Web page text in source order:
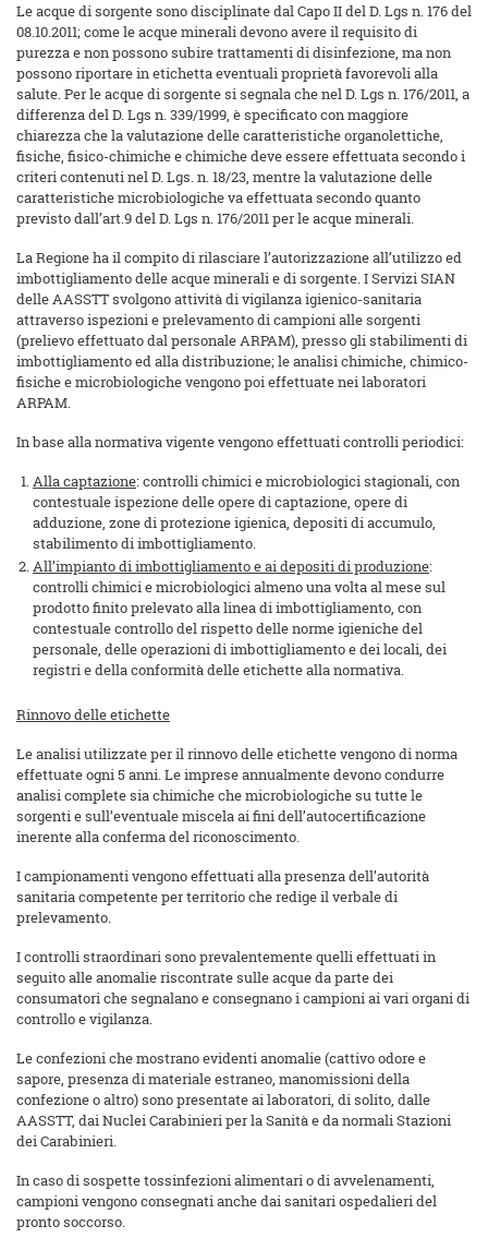
Le acque di sorgente sono disciplinate dal Capo II del D. Lgs n. 176 del
08.10.2011; come le acque minerali devono avere il requisito di
purezza e non possono subire trattamenti di disinfezione, ma non
possono riportare in etichetta eventuali proprietà favorevoli alla
salute. Per le acque di sorgente si segnala che nel D. Lgs n. 176/2011, a
differenza del D. Lgs n. 339/1999, è specificato con maggiore
chiarezza che la valutazione delle caratteristiche organolettiche,
fisiche, fisico-chimiche e chimiche deve essere effettuata secondo i
criteri contenuti nel D. Lgs. n. 18/23, mentre la valutazione delle
caratteristiche microbiologiche va effettuata secondo quanto
previsto dall’art.9 del D. Lgs n. 176/2011 per le acque minerali.
La Regione ha il compito di rilasciare l’autorizzazione all’utilizzo ed
imbottigliamento delle acque minerali e di sorgente. I Servizi SIAN
delle AASSTT svolgono attività di vigilanza igienico-sanitaria
attraverso ispezioni e prelevamento di campioni alle sorgenti
(prelievo effettuato dal personale ARPAM), presso gli stabilimenti di
imbottigliamento ed alla distribuzione; le analisi chimiche, chimico-
fisiche e microbiologiche vengono poi effettuate nei laboratori
ARPAM.
In base alla normativa vigente vengono effettuati controlli periodici:
Alla captazione: controlli chimici e microbiologici stagionali, con
contestuale ispezione delle opere di captazione, opere di
adduzione, zone di protezione igienica, depositi di accumulo,
stabilimento di imbottigliamento.
All’impianto di imbottigliamento e ai depositi di produzione:
controlli chimici e microbiologici almeno una volta al mese sul
prodotto finito prelevato alla linea di imbottigliamento, con
contestuale controllo del rispetto delle norme igieniche del
personale, delle operazioni di imbottigliamento e dei locali, dei
registri e della conformità delle etichette alla normativa.
Rinnovo delle etichette
Le analisi utilizzate per il rinnovo delle etichette vengono di norma
effettuate ogni 5 anni. Le imprese annualmente devono condurre
analisi complete sia chimiche che microbiologiche su tutte le
sorgenti e sull’eventuale miscela ai fini dell’autocertificazione
inerente alla conferma del riconoscimento.
I campionamenti vengono effettuati alla presenza dell’autorità
sanitaria competente per territorio che redige il verbale di
prelevamento.
I controlli straordinari sono prevalentemente quelli effettuati in
seguito alle anomalie riscontrate sulle acque da parte dei
consumatori che segnalano e consegnano i campioni ai vari organi di
controllo e vigilanza.
Le confezioni che mostrano evidenti anomalie (cattivo odore e
sapore, presenza di materiale estraneo, manomissioni della
confezione o altro) sono presentate ai laboratori, di solito, dalle
AASSTT, dai Nuclei Carabinieri per la Sanità e da normali Stazioni
dei Carabinieri.
In caso di sospette tossinfezioni alimentari o di avvelenamenti,
campioni vengono consegnati anche dai sanitari ospedalieri del
pronto soccorso.